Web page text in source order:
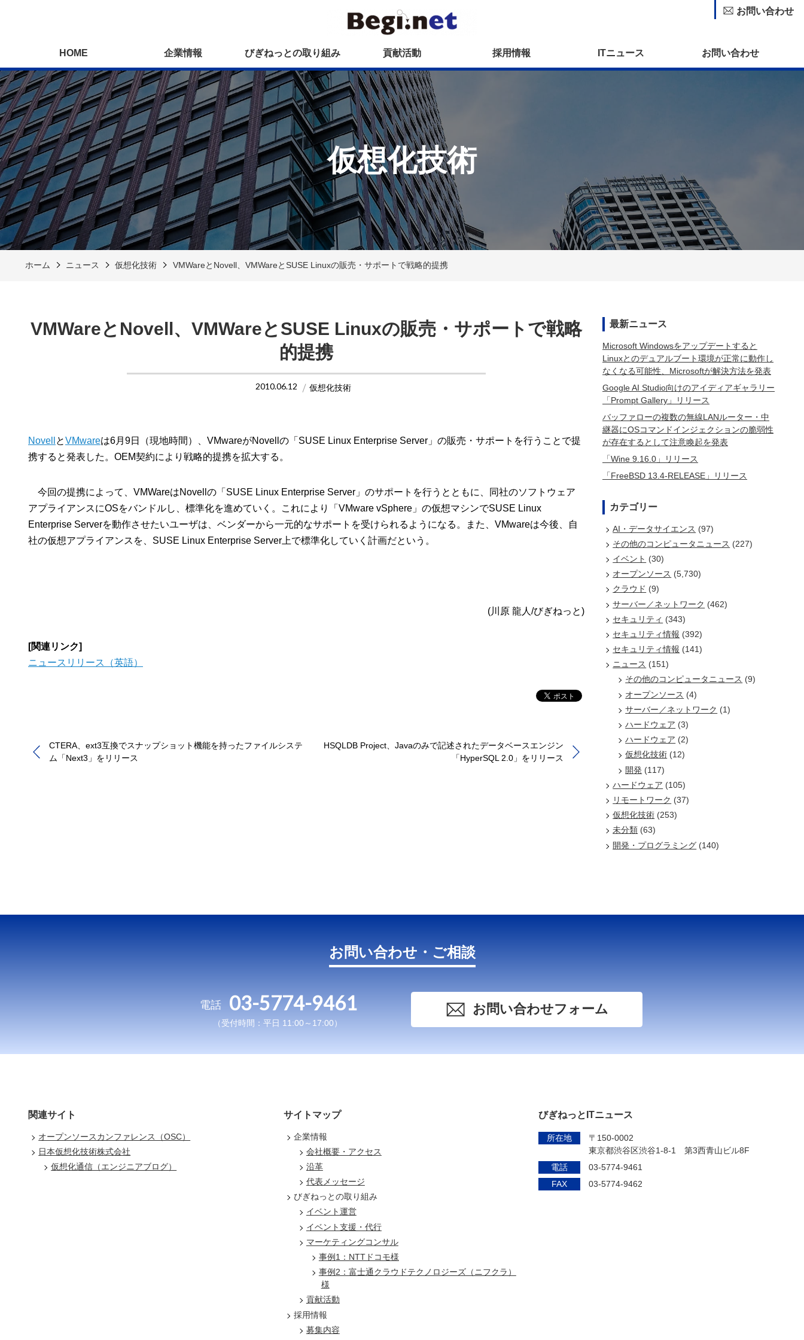
HOME 企業情報 びぎねっとの取り組み 貢献活動 採用情報 ITニュース お問い合わせ
お問い合わせ
仮想化技術
ホーム ニュース 仮想化技術 VMWareとNovell、VMWareとSUSE Linuxの販売・サポートで戦略的提携
VMWareとNovell、VMWareとSUSE Linuxの販売・サポートで戦略
的提携
2010.06.12 仮想化技術
Novell とVMwareは6月9日（現地時間）、VMwareがNovellの「SUSE Linux Enterprise Server」の販売・サポートを行うことで提
携すると発表した。OEM契約により戦略的提携を拡大する。
今回の提携によって、VMWareはNovellの「SUSE Linux Enterprise Server」のサポートを行うとともに、同社のソフトウェア
アプライアンスにOSをバンドルし、標準化を進めていく。これにより「VMware vSphere」の仮想マシンでSUSE Linux
Enterprise Serverを動作させたいユーザは、ベンダーから一元的なサポートを受けられるようになる。また、VMwareは今後、自
社の仮想アプライアンスを、SUSE Linux Enterprise Server上で標準化していく計画だという。
(川原 龍人/びぎねっと)
[関連リンク]
ニュースリリース（英語）
CTERA、ext3互換でスナップショット機能を持ったファイルシステ
ム「Next3」をリリース
HSQLDB Project、Javaのみで記述されたデータベースエンジン
「HyperSQL 2.0」をリリース
最新ニュース
Microsoft Windowsをアップデートすると
Linuxとのデュアルブート環境が正常に動作し
なくなる可能性、Microsoftが解決方法を発表
Google AI Studio向けのアイディアギャラリー
「Prompt Gallery」リリース
バッファローの複数の無線LANルーター・中
継器にOSコマンドインジェクションの脆弱性
が存在するとして注意喚起を発表
「Wine 9.16.0」リリース
「FreeBSD 13.4-RELEASE」リリース
カテゴリー
AI・データサイエンス (97)
その他のコンピュータニュース (227)
イベント (30)
オープンソース (5,730)
クラウド (9)
サーバー／ネットワーク (462)
セキュリティ (343)
セキュリティ情報 (392)
セキュリティ情報 (141)
ニュース (151)
その他のコンピュータニュース (9)
オープンソース (4)
サーバー／ネットワーク (1)
ハードウェア (3)
ハードウェア (2)
仮想化技術 (12)
開発 (117)
ハードウェア (105)
リモートワーク (37)
仮想化技術 (253)
未分類 (63)
開発・プログラミング (140)
お問い合わせ・ご相談
電話 03-5774-9461
（受付時間：平日 11:00～17:00）
お問い合わせフォーム
関連サイト
オープンソースカンファレンス（OSC）
日本仮想化技術株式会社
仮想化通信（エンジニアブログ）
サイトマップ
企業情報
会社概要・アクセス
沿革
代表メッセージ
びぎねっとの取り組み
イベント運営
イベント支援・代行
マーケティングコンサル
事例1：NTTドコモ様
事例2：富士通クラウドテクノロジーズ（ニフクラ）
様
貢献活動
採用情報
募集内容
びぎねっとITニュース
所在地
〒150-0002
東京都渋谷区渋谷1-8-1 第3西青山ビル8F
電話
03-5774-9461
FAX
03-5774-9462